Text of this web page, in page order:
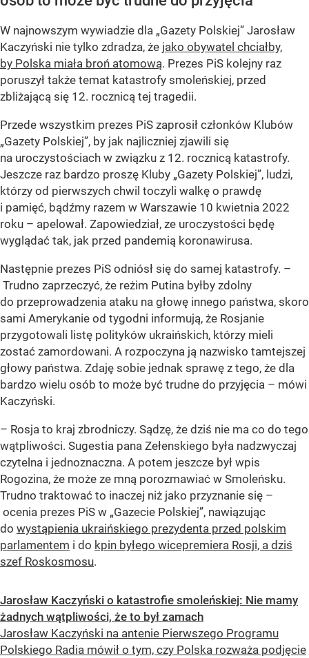
W najnowszym wywiadzie dla „Gazety Polskiej” Jarosław
Kaczyński nie tylko zdradza, że jako obywatel chciałby,
by Polska miała broń atomową. Prezes PiS kolejny raz
poruszył także temat katastrofy smoleńskiej, przed
zbliżającą się 12. rocznicą tej tragedii.
Przede wszystkim prezes PiS zaprosił członków Klubów
„Gazety Polskiej”, by jak najliczniej zjawili się
na uroczystościach w związku z 12. rocznicą katastrofy.
Jeszcze raz bardzo proszę Kluby „Gazety Polskiej”, ludzi,
którzy od pierwszych chwil toczyli walkę o prawdę
i pamięć, bądźmy razem w Warszawie 10 kwietnia 2022
roku – apelował. Zapowiedział, ze uroczystości będę
wyglądać tak, jak przed pandemią koronawirusa.
Następnie prezes PiS odniósł się do samej katastrofy. –
Trudno zaprzeczyć, że reżim Putina byłby zdolny
do przeprowadzenia ataku na głowę innego państwa, skoro
sami Amerykanie od tygodni informują, że Rosjanie
przygotowali listę polityków ukraińskich, którzy mieli
zostać zamordowani. A rozpoczyna ją nazwisko tamtejszej
głowy państwa. Zdaję sobie jednak sprawę z tego, że dla
bardzo wielu osób to może być trudne do przyjęcia – mówi
Kaczyński.
– Rosja to kraj zbrodniczy. Sądzę, że dziś nie ma co do tego
wątpliwości. Sugestia pana Zełenskiego była nadzwyczaj
czytelna i jednoznaczna. A potem jeszcze był wpis
Rogozina, że może ze mną porozmawiać w Smoleńsku.
Trudno traktować to inaczej niż jako przyznanie się –
ocenia prezes PiS w „Gazecie Polskiej”, nawiązując
do wystąpienia ukraińskiego prezydenta przed polskim
parlamentem i do kpin byłego wicepremiera Rosji, a dziś
szef Roskosmosu.
Jarosław Kaczyński o katastrofie smoleńskiej: Nie mamy
żadnych wątpliwości, że to był zamach
Jarosław Kaczyński na antenie Pierwszego Programu
Polskiego Radia mówił o tym, czy Polska rozważa podjęcie